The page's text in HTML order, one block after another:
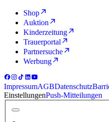
Shop
Auktion
Kinderzeitung
Trauerportal
Partnersuche
Werbung
ImpressumAGBDatenschutz
EinstellungenPush-Mitteilungen